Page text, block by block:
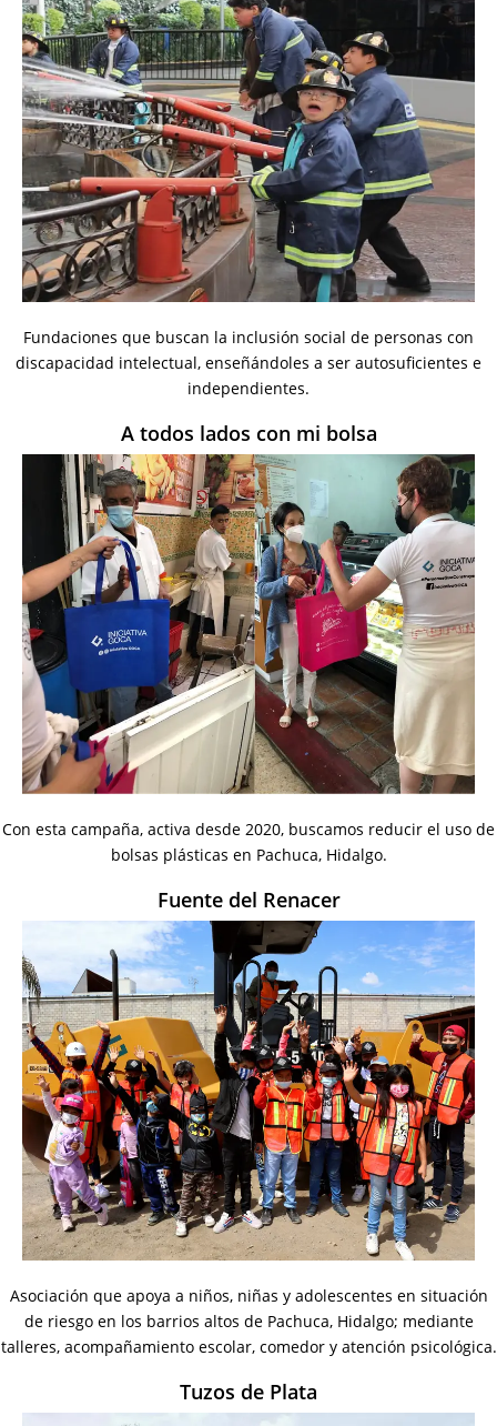
Fundaciones que buscan la inclusión social de personas con
discapacidad intelectual, enseñándoles a ser autosuficientes e
independientes.
A todos lados con mi bolsa
Con esta campaña, activa desde 2020, buscamos reducir el uso de
bolsas plásticas en Pachuca, Hidalgo.
Fuente del Renacer
Asociación que apoya a niños, niñas y adolescentes en situación
de riesgo en los barrios altos de Pachuca, Hidalgo; mediante
talleres, acompañamiento escolar, comedor y atención psicológica.
Tuzos de Plata